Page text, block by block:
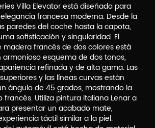
Villa Elevator está diseñado para
francesa moderna. Desde la
paredes del coche hasta la capota,
sofisticación y singularidad. El
madera francés de dos colores está
esquema de dos tonos,
refinada y de alta gama. Las
y las líneas curvas están
ángulo de 45 grados, mostrando la
francés. Utiliza pintura italiana Lenar a
presentar un acabado mate,
táctil similar a la piel.